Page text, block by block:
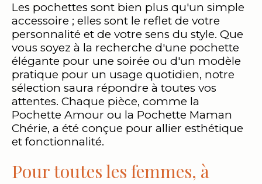
Les pochettes sont bien plus qu'un simple
accessoire ; elles sont le reflet de votre
personnalité et de votre sens du style. Que
vous soyez à la recherche d'une pochette
élégante pour une soirée ou d'un modèle
pratique pour un usage quotidien, notre
sélection saura répondre à toutes vos
attentes. Chaque pièce, comme la
Pochette Amour ou la Pochette Maman
Chérie, a été conçue pour allier esthétique
et fonctionnalité.
Pour toutes les femmes, à